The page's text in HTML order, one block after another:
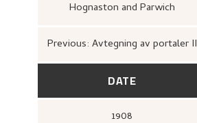
Hognaston and Parwich
Previous: Avtegning av portaler II
DATE
1908